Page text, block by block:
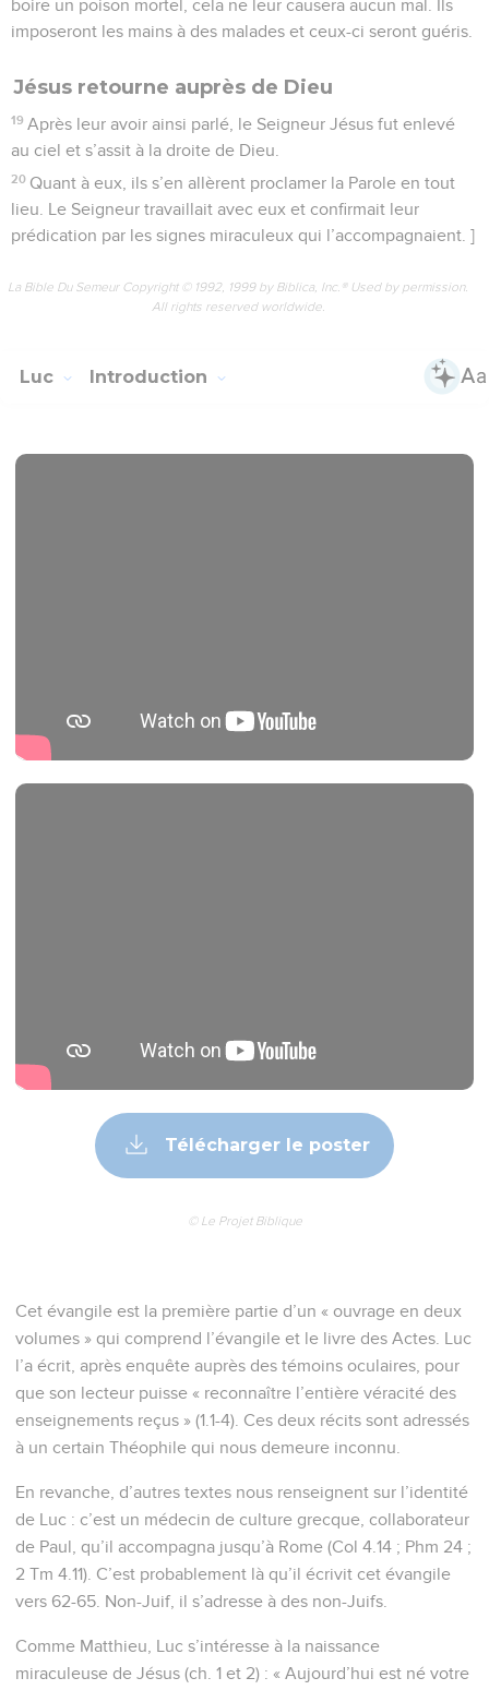
boire un poison mortel, cela ne leur causera aucun mal. Ils
imposeront les mains à des malades et ceux-ci seront guéris.
Jésus retourne auprès de Dieu
19 Après leur avoir ainsi parlé, le Seigneur Jésus fut enlevé
au ciel et s’assit à la droite de Dieu.
20 Quant à eux, ils s’en allèrent proclamer la Parole en tout
lieu. Le Seigneur travaillait avec eux et confirmait leur
prédication par les signes miraculeux qui l’accompagnaient. ]
La Bible Du Semeur Copyright © 1992, 1999 by Biblica, Inc.® Used by permission.
All rights reserved worldwide.
Luc Introduction
Télécharger le poster
© Le Projet Biblique
Cet évangile est la première partie d’un « ouvrage en deux
volumes » qui comprend l’évangile et le livre des Actes. Luc
l’a écrit, après enquête auprès des témoins oculaires, pour
que son lecteur puisse « reconnaître l’entière véracité des
enseignements reçus » (1.1-4). Ces deux récits sont adressés
à un certain Théophile qui nous demeure inconnu.
En revanche, d’autres textes nous renseignent sur l’identité
de Luc : c’est un médecin de culture grecque, collaborateur
de Paul, qu’il accompagna jusqu’à Rome (Col 4.14 ; Phm 24 ;
2 Tm 4.11). C’est probablement là qu’il écrivit cet évangile
vers 62-65. Non-Juif, il s’adresse à des non-Juifs.
Comme Matthieu, Luc s’intéresse à la naissance
miraculeuse de Jésus (ch. 1 et 2) : « Aujourd’hui est né votre